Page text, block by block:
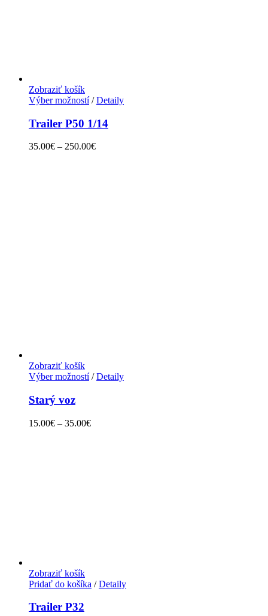
Zobraziť košík
Výber možností/ Detaily
Trailer P50 1/14
35.00€ – 250.00€
Zobraziť košík
Výber možností/ Detaily
Starý voz
15.00€ – 35.00€
Zobraziť košík
Pridať do košíka / Detaily
Trailer P32